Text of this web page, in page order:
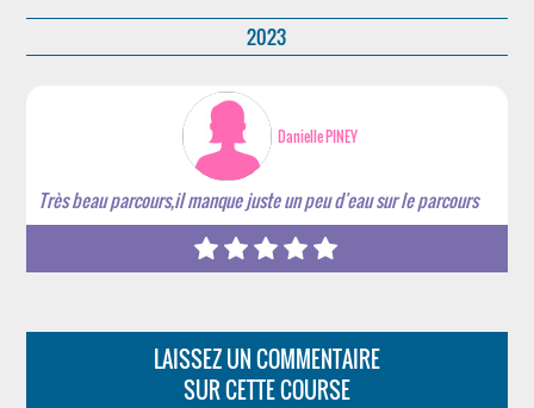
2023
Danielle PINEY
Très beau parcours,il manque juste un peu d'eau sur le parcours
LAISSEZ UN COMMENTAIRE
SUR CETTE COURSE